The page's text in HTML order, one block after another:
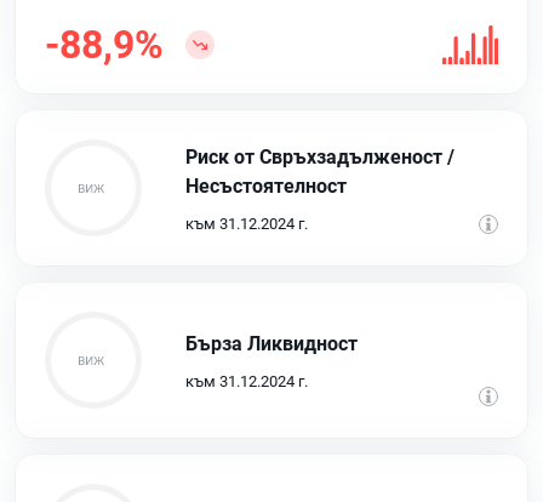
-88,9%
Риск от Свръхзадълженост /
Несъстоятелност
към 31.12.2024 г.
Бърза Ликвидност
към 31.12.2024 г.